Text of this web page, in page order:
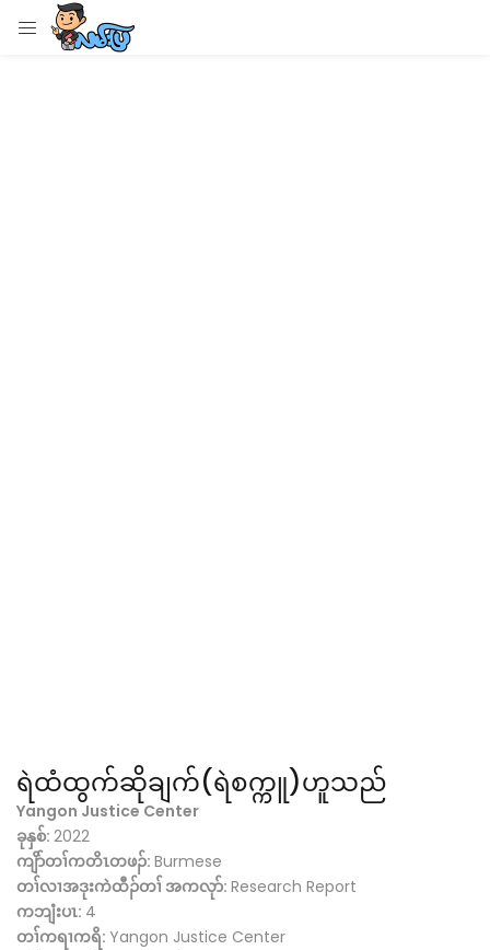
ရဲထံထွက်ဆိုချက်(ရဲစက္ကူ)ဟူသည်
Yangon Justice Center
ခုနှစ်: 2022
ကျိာ်တၢ်ကတိၤတဖၣ်: Burmese
တၢ်လၢအဒုးကဲထီၣ်တၢ် အကလုာ်: Research Report
ကဘျံးပၤ: 4
တၢ်ကရၢကရိ: Yangon Justice Center
LOGIN